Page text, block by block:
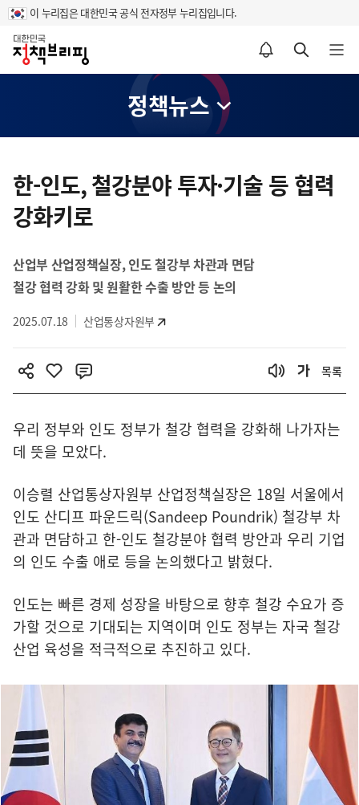
이 누리집은 대한민국 공식 전자정부 누리집입니다.
홈
알림설정 바로가기 검색 바로가기 메뉴 열기
정책뉴스
텐
츠
영
한-인도, 철강분야 투자·기술 등 협력
강화키로
산업부 산업정책실장, 인도 철강부 차관과 면담
철강 협력 강화 및 원활한 수출 방안 등 논의
2025.07.18 산업통상자원부
목록
우리 정부와 인도 정부가 철강 협력을 강화해 나가자는
데 뜻을 모았다.
이승렬 산업통상자원부 산업정책실장은 18일 서울에서
인도 산디프 파운드릭(Sandeep Poundrik) 철강부 차
관과 면담하고 한-인도 철강분야 협력 방안과 우리 기업
의 인도 수출 애로 등을 논의했다고 밝혔다.
인도는 빠른 경제 성장을 바탕으로 향후 철강 수요가 증
가할 것으로 기대되는 지역이며 인도 정부는 자국 철강
산업 육성을 적극적으로 추진하고 있다.